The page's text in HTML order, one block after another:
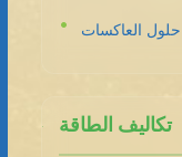
حلول العاكسات
تكاليف الطاقة